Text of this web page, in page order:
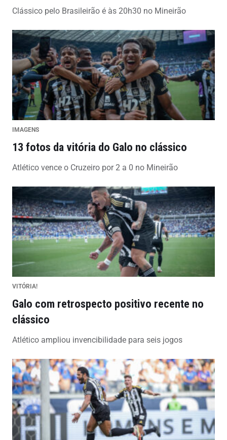
Clássico pelo Brasileirão é às 20h30 no Mineirão
IMAGENS
13 fotos da vitória do Galo no clássico
Atlético vence o Cruzeiro por 2 a 0 no Mineirão
VITÓRIA!
Galo com retrospecto positivo recente no
clássico
Atlético ampliou invencibilidade para seis jogos